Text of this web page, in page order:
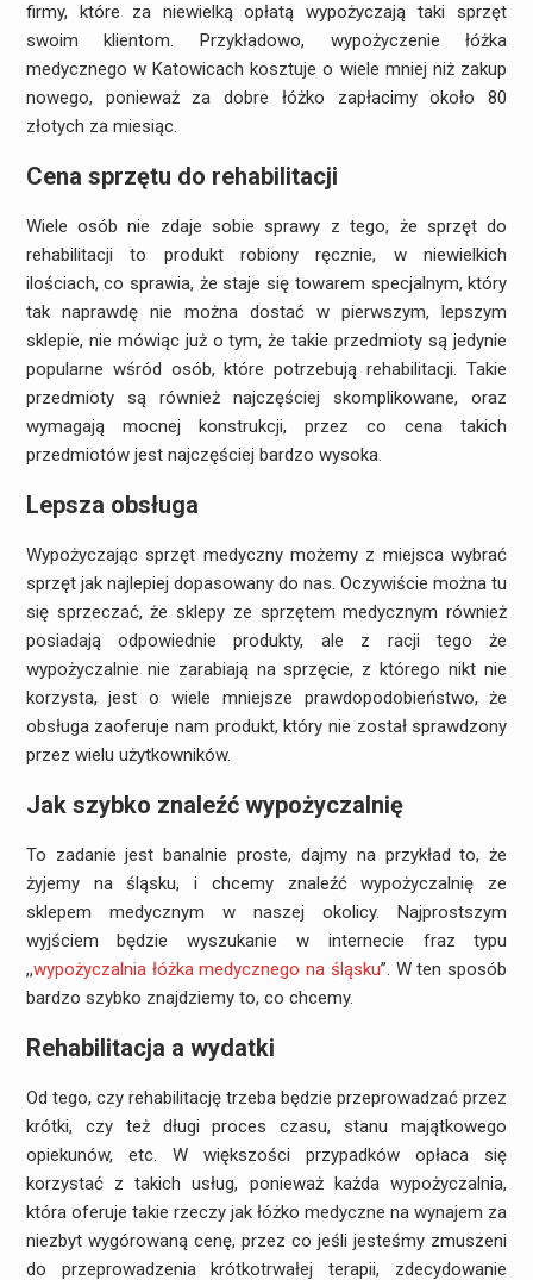
firmy, które za niewielką opłatą wypożyczają taki sprzęt
swoim klientom. Przykładowo, wypożyczenie łóżka
medycznego w Katowicach kosztuje o wiele mniej niż zakup
nowego, ponieważ za dobre łóżko zapłacimy około 80
złotych za miesiąc.
Cena sprzętu do rehabilitacji
Wiele osób nie zdaje sobie sprawy z tego, że sprzęt do
rehabilitacji to produkt robiony ręcznie, w niewielkich
ilościach, co sprawia, że staje się towarem specjalnym, który
tak naprawdę nie można dostać w pierwszym, lepszym
sklepie, nie mówiąc już o tym, że takie przedmioty są jedynie
popularne wśród osób, które potrzebują rehabilitacji. Takie
przedmioty są również najczęściej skomplikowane, oraz
wymagają mocnej konstrukcji, przez co cena takich
przedmiotów jest najczęściej bardzo wysoka.
Lepsza obsługa
Wypożyczając sprzęt medyczny możemy z miejsca wybrać
sprzęt jak najlepiej dopasowany do nas. Oczywiście można tu
się sprzeczać, że sklepy ze sprzętem medycznym również
posiadają odpowiednie produkty, ale z racji tego że
wypożyczalnie nie zarabiają na sprzęcie, z którego nikt nie
korzysta, jest o wiele mniejsze prawdopodobieństwo, że
obsługa zaoferuje nam produkt, który nie został sprawdzony
przez wielu użytkowników.
Jak szybko znaleźć wypożyczalnię
To zadanie jest banalnie proste, dajmy na przykład to, że
żyjemy na śląsku, i chcemy znaleźć wypożyczalnię ze
sklepem medycznym w naszej okolicy. Najprostszym
wyjściem będzie wyszukanie w internecie fraz typu
,,wypożyczalnia łóżka medycznego na śląsku”. W ten sposób
bardzo szybko znajdziemy to, co chcemy.
Rehabilitacja a wydatki
Od tego, czy rehabilitację trzeba będzie przeprowadzać przez
krótki, czy też długi proces czasu, stanu majątkowego
opiekunów, etc. W większości przypadków opłaca się
korzystać z takich usług, ponieważ każda wypożyczalnia,
która oferuje takie rzeczy jak łóżko medyczne na wynajem za
niezbyt wygórowaną cenę, przez co jeśli jesteśmy zmuszeni
do przeprowadzenia krótkotrwałej terapii, zdecydowanie